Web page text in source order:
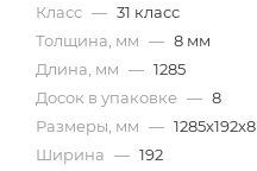
Класс — 31 класс
Толщина, мм — 8 мм
Длина, мм — 1285
Досок в упаковке — 8
Размеры, мм — 1285x192x8
Ширина — 192